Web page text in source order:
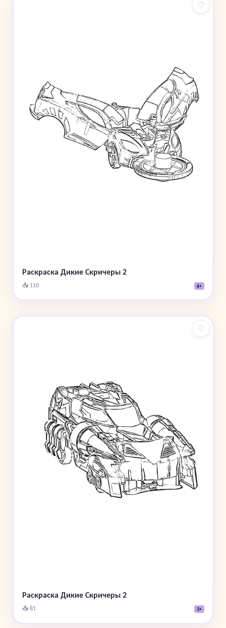
♡
Раскраска Дикие Скричеры 2
📥 110 6+
♡
Раскраска Дикие Скричеры 2
📥 81 3+